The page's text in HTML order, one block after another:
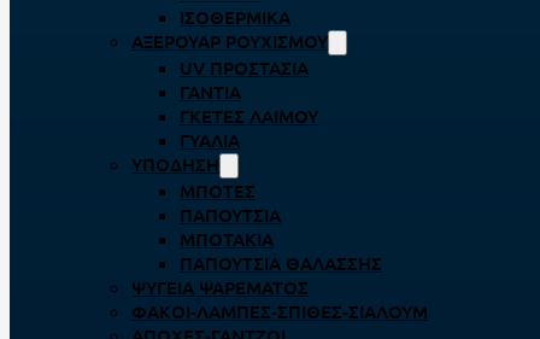
ΙΣΟΘΕΡΜΙΚΆ
ΑΞΕΡΟΥΆΡ ΡΟΥΧΙΣΜΟΎ
UV ΠΡΟΣΤΑΣΊΑ
ΓΆΝΤΙΑ
ΓΚΈΤΕΣ ΛΑΊΜΟΥ
ΓΥΑΛΙΆ
ΥΠΌΔΗΣΗ
ΜΠΌΤΕΣ
ΠΑΠΟΎΤΣΙΑ
ΜΠΟΤΆΚΙΑ
ΠΑΠΟΎΤΣΙΑ ΘΑΛΆΣΣΗΣ
ΨΥΓΕΊΑ ΨΑΡΈΜΑΤΟΣ
ΦΑΚΟΊ-ΛΆΜΠΕΣ-ΣΠΊΘΕΣ-ΣΊΑΛΟΥΜ